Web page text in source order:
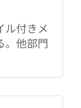
ル付きメ
。他部門